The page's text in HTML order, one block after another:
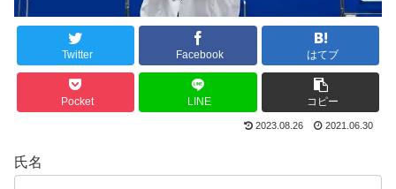
Twitter Facebook はてブ
Pocket LINE コピー
2023.08.26 2021.06.30
氏名